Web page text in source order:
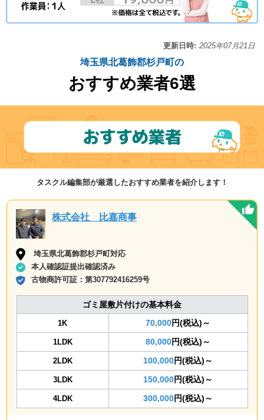
更新日時: 2025年07月21日
埼玉県北葛飾郡杉戸町の
おすすめ業者6選
タスクル編集部が厳選したおすすめ業者を紹介します！
株式会社 比嘉商事
埼玉県北葛飾郡杉戸町対応
本人確認証提出確認済み
古物商許可証：第307792416259号
ゴミ屋敷片付けの基本料金
1K 70,000円(税込)～
1LDK 80,000円(税込)～
2LDK 100,000円(税込)～
3LDK 150,000円(税込)～
4LDK 300,000円(税込)～